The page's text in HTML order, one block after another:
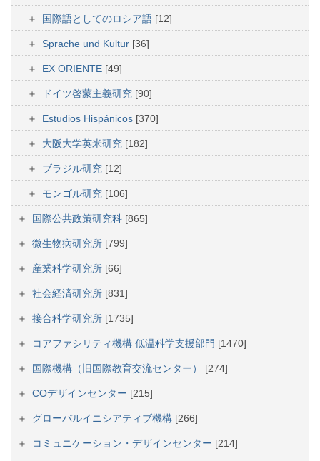
国際語としてのロシア語 [12]
Sprache und Kultur [36]
EX ORIENTE [49]
ドイツ啓蒙主義研究 [90]
Estudios Hispánicos [370]
大阪大学英米研究 [182]
ブラジル研究 [12]
モンゴル研究 [106]
国際公共政策研究科 [865]
微生物病研究所 [799]
産業科学研究所 [66]
社会経済研究所 [831]
接合科学研究所 [1735]
コアファシリティ機構 低温科学支援部門 [1470]
国際機構（旧国際教育交流センター） [274]
COデザインセンター [215]
グローバルイニシアティブ機構 [266]
コミュニケーション・デザインセンター [214]